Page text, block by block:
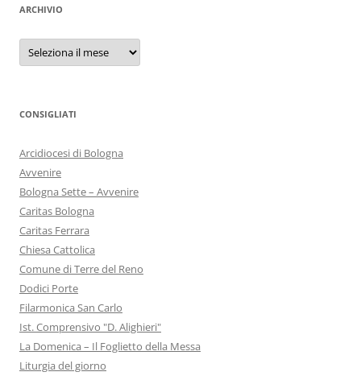
ARCHIVIO
Archivio
CONSIGLIATI
Arcidiocesi di Bologna
Avvenire
Bologna Sette – Avvenire
Caritas Bologna
Caritas Ferrara
Chiesa Cattolica
Comune di Terre del Reno
Dodici Porte
Filarmonica San Carlo
Ist. Comprensivo "D. Alighieri"
La Domenica – Il Foglietto della Messa
Liturgia del giorno